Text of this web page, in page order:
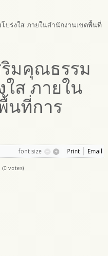
ปร่งใส ภายในสำนักงานเขตพื้นที่
ริมคุณธรรม
ใส ภายใน
นที่การ
font size Print Email
(0 votes)